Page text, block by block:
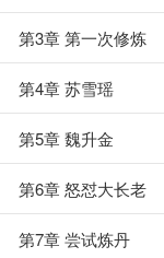
第3章 第一次修炼
第4章 苏雪瑶
第5章 魏升金
第6章 怒怼大长老
第7章 尝试炼丹